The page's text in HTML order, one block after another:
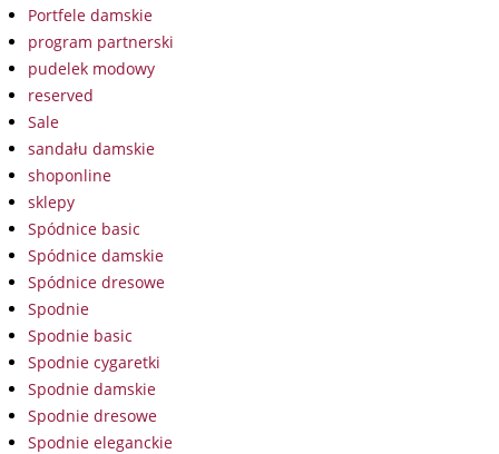
Portfele damskie
program partnerski
pudelek modowy
reserved
Sale
sandału damskie
shoponline
sklepy
Spódnice basic
Spódnice damskie
Spódnice dresowe
Spodnie
Spodnie basic
Spodnie cygaretki
Spodnie damskie
Spodnie dresowe
Spodnie eleganckie